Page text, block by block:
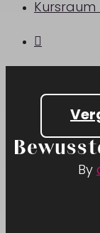
Kursraum
By